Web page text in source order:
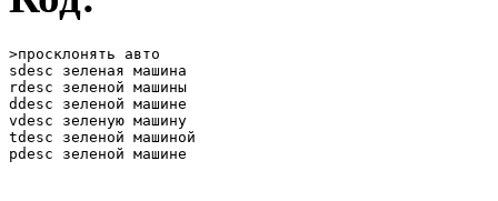
>просклонять авто
sdesc зеленая машина
rdesc зеленой машины
ddesc зеленой машине
vdesc зеленую машину
tdesc зеленой машиной
pdesc зеленой машине